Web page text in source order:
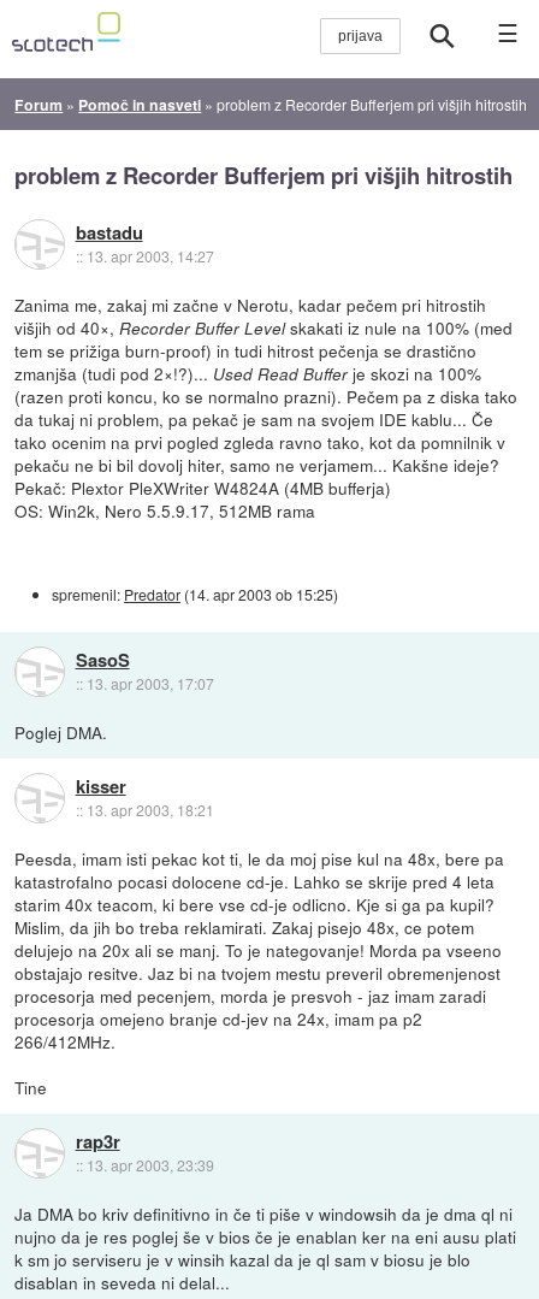
☰
Forum » Pomoč in nasveti »problem z Recorder Bufferjem pri višjih hitrostih
problem z Recorder Bufferjem pri višjih hitrostih
bastadu
:: 13. apr 2003, 14:27
Zanima me, zakaj mi začne v Nerotu, kadar pečem pri hitrostih
višjih od 40×, Recorder Buffer Levelskakati iz nule na 100% (med
tem se prižiga burn-proof) in tudi hitrost pečenja se drastično
zmanjša (tudi pod 2×!?)... Used Read Bufferje skozi na 100%
(razen proti koncu, ko se normalno prazni). Pečem pa z diska tako
da tukaj ni problem, pa pekač je sam na svojem IDE kablu... Če
tako ocenim na prvi pogled zgleda ravno tako, kot da pomnilnik v
pekaču ne bi bil dovolj hiter, samo ne verjamem... Kakšne ideje?
Pekač: Plextor PleXWriter W4824A (4MB bufferja)
OS: Win2k, Nero 5.5.9.17, 512MB rama
spremenil: Predator (14. apr 2003 ob 15:25)
SasoS
:: 13. apr 2003, 17:07
Poglej DMA.
kisser
:: 13. apr 2003, 18:21
Peesda, imam isti pekac kot ti, le da moj pise kul na 48x, bere pa
katastrofalno pocasi dolocene cd-je. Lahko se skrije pred 4 leta
starim 40x teacom, ki bere vse cd-je odlicno. Kje si ga pa kupil?
Mislim, da jih bo treba reklamirati. Zakaj pisejo 48x, ce potem
delujejo na 20x ali se manj. To je nategovanje! Morda pa vseeno
obstajajo resitve. Jaz bi na tvojem mestu preveril obremenjenost
procesorja med pecenjem, morda je presvoh - jaz imam zaradi
procesorja omejeno branje cd-jev na 24x, imam pa p2
266/412MHz.
Tine
rap3r
:: 13. apr 2003, 23:39
Ja DMA bo kriv definitivno in če ti piše v windowsih da je dma ql ni
nujno da je res poglej še v bios če je enablan ker na eni ausu plati
k sm jo serviseru je v winsih kazal da je ql sam v biosu je blo
disablan in seveda ni delal...